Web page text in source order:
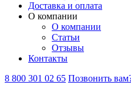
Доставка и оплата
О компании
О компании
Статьи
Отзывы
Контакты
8 800 301 02 65 Позвонить